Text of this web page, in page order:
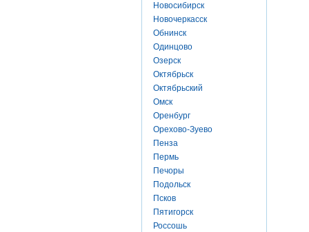
Новосибирск
Новочеркасск
Обнинск
Одинцово
Озерск
Октябрьск
Октябрьский
Омск
Оренбург
Орехово-Зуево
Пенза
Пермь
Печоры
Подольск
Псков
Пятигорск
Россошь